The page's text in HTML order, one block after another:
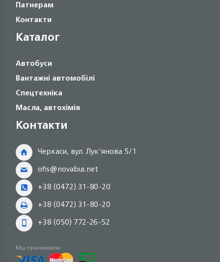
Патнерам
Контакти
Каталог
Автобуси
Вантажні автомобілі
Спецтехніка
Масла, автохімія
Контакти
Черкаси, вул. Лук'янова 5/1
ofis@novabus.net
+38 (0472) 31-80-20
+38 (0472) 31-80-20
+38 (050) 772-26-52
Мы принимаем